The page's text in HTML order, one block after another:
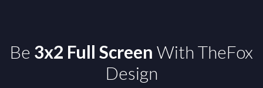
Be 3x2 Full Screen With TheFox
Design